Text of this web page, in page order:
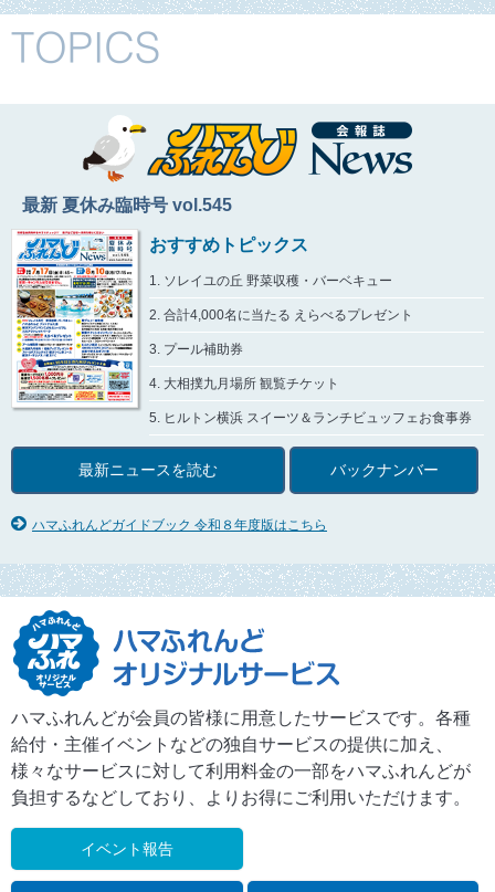
最新 夏休み臨時号 vol.545
おすすめトピックス
1. ソレイユの丘 野菜収穫・バーベキュー
2. 合計4,000名に当たる えらべるプレゼント
3. プール補助券
4. 大相撲九月場所 観覧チケット
5. ヒルトン横浜 スイーツ＆ランチビュッフェお食事券
最新ニュースを読む バックナンバー
ハマふれんどガイドブック 令和８年度版はこちら
ハマふれんどが会員の皆様に用意したサービスです。各種
給付・主催イベントなどの独自サービスの提供に加え、
様々なサービスに対して利用料金の一部をハマふれんどが
負担するなどしており、よりお得にご利用いただけます。
イベント報告